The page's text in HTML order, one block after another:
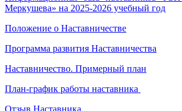
Меркушева» на 2025-2026 учебный год
Положение о Наставничестве
Программа развития Наставничества
Наставничество. Примерный план
План-график работы наставника
Отзыв Наставника